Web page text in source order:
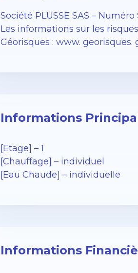
Société PLUSSE SAS –
Les informations sur les
Géorisques : www. georisques.
Informations
[Etage] – 1
[Chauffage] – individuel
[Eau Chaude] – individuelle
Informations